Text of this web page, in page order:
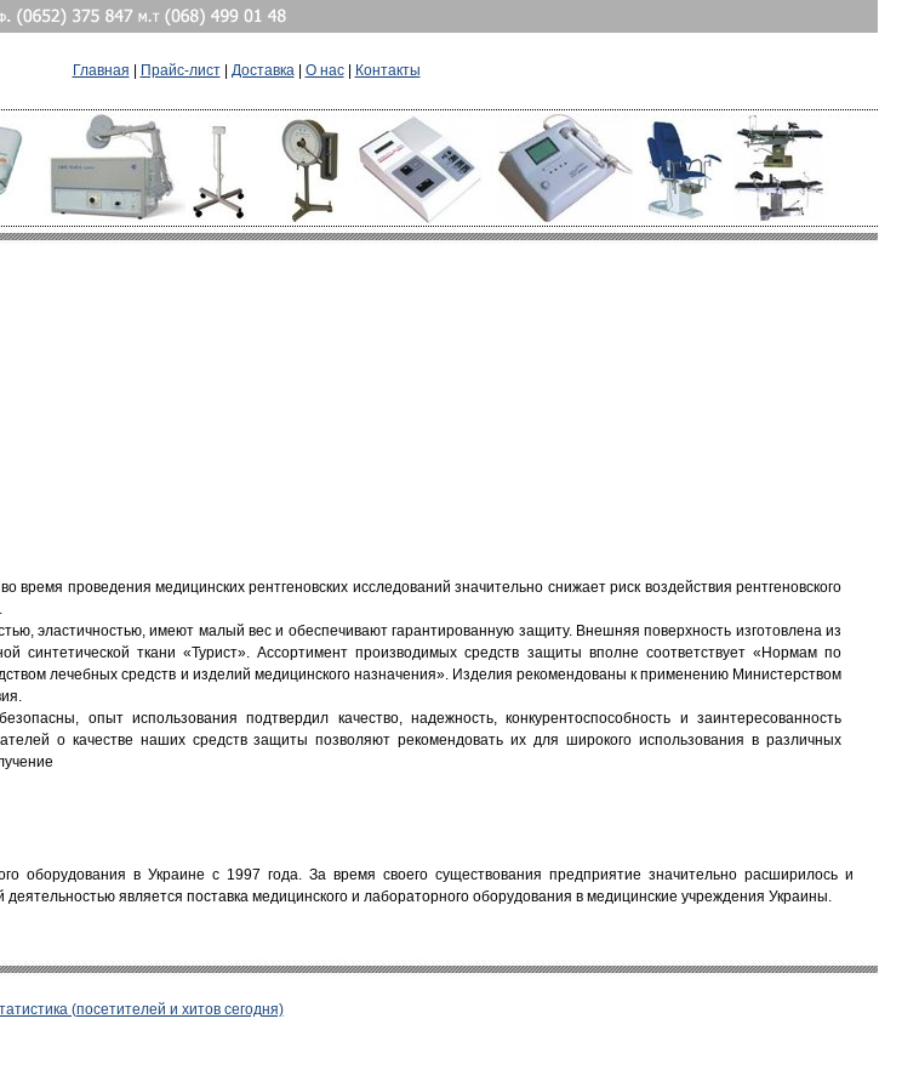
Главная Прайс-лист| Доставка| О нас| Контакты
время проведения медицинских рентгеновских исследований значительно снижает риск воздействия рентгеновского
эластичностью, имеют малый вес и обеспечивают гарантированную защиту. Внешняя поверхность изготовлена из
синтетической ткани «Турист». Ассортимент производимых средств защиты вполне соответствует «Нормам по
лечебных средств и изделий медицинского назначения». Изделия рекомендованы к применению Министерством
опыт использования подтвердил качество, надежность, конкурентоспособность и заинтересованность
о качестве наших средств защиты позволяют рекомендовать их для широкого использования в различных
оборудования в Украине с 1997 года. За время своего существования предприятие значительно расширилось и
является поставка медицинского и лабораторного оборудования в медицинские учреждения Украины.